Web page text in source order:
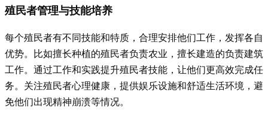
殖民者管理与技能培养
每个殖民者有不同技能和特质，合理安排他们工作，发挥各自
优势。比如擅长种植的殖民者负责农业，擅长建造的负责建筑
工作。通过工作和实践提升殖民者技能，让他们更高效完成任
务。关注殖民者心理健康，提供娱乐设施和舒适生活环境，避
免他们出现精神崩溃等情况。